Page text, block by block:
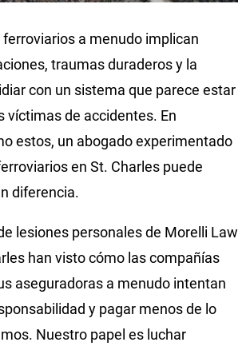
a menudo implican
traumas duraderos y la
con un sistema que parece estar
víctimas de accidentes. En
estos, un abogado experimentado
en St. Charles puede
diferencia.
lesiones personales de Morelli Law
han visto cómo las compañías
aseguradoras a menudo intentan
y pagar menos de lo
Nuestro papel es luchar